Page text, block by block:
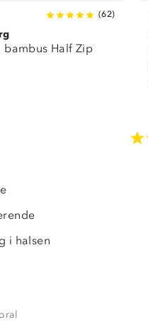
(62)
Half Zip
i halsen